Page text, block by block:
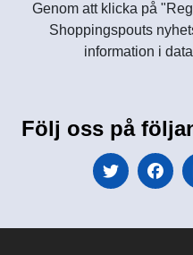
Genom att klicka på
Shoppingspouts
information i
Följ oss på